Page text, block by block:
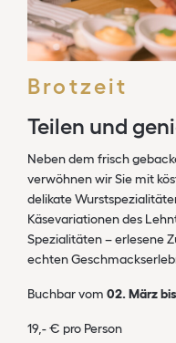
Brotzeit
Teilen und
Neben dem frisch
verwöhnen wir Sie mit
delikate
Käsevariationen des
Spezialitäten – erlesene
echten
Buchbarvom 02. März
19,- € pro Person